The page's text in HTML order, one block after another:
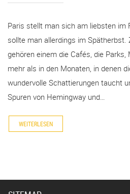
Paris stellt man sich am liebsten im
sollte man allerdings im Spätherbst.
gehören einem die Cafés, die Parks,
mehr als in den Monaten, in denen
wundervolle Schattierungen taucht
Spuren von Hemingway und…
WEITERLESEN